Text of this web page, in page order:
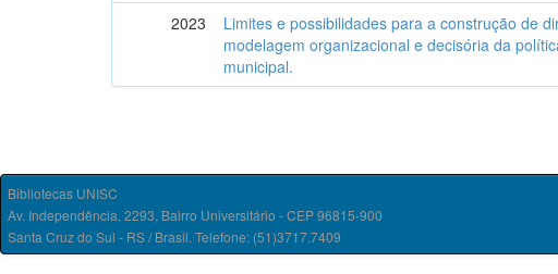
2023
Limites e possibilidades para a construção de
modelagem organizacional e decisória da
municipal.
Bibliotecas UNISC
Av. Independência, 2293, Bairro Universitário - CEP 96815-900
Santa Cruz do Sul - RS / Brasil. Telefone: (51)3717.7409